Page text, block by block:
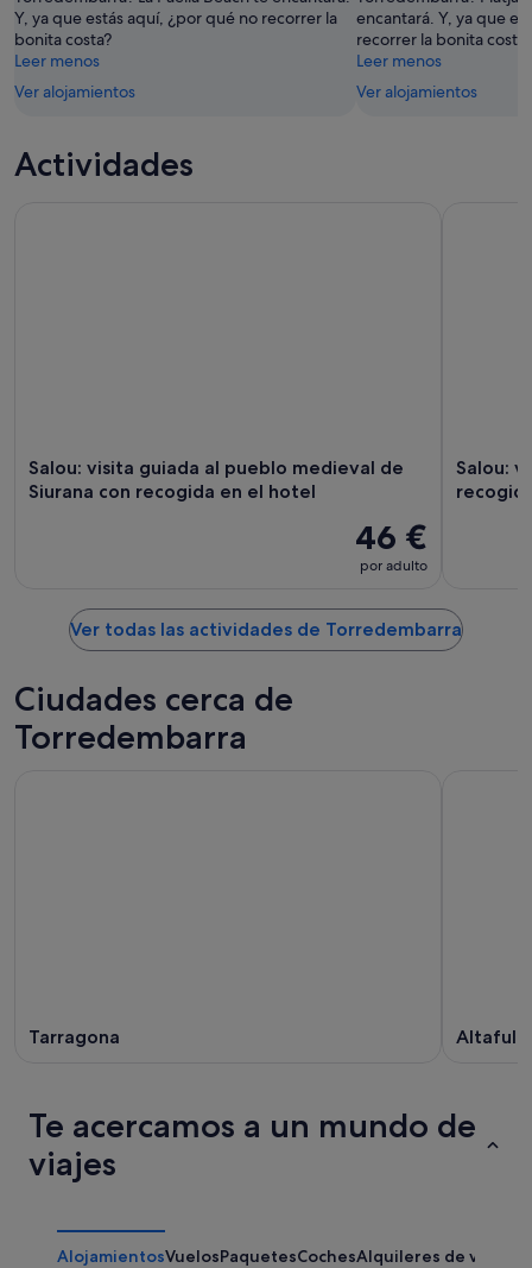
-
11
ago
semana,
14
ago
-
ago
Y, ya que estás aquí, ¿por qué no recorrer la
bonita costa?
Leer menos
Ver alojamientos
encantará. Y, ya que
recorrer la bonita costa?
Leer menos
Ver alojamientos
Actividades
Salou: visita guiada al pueblo medieval de
Siurana con recogida en el hotel
46 €
por adulto
Salou:
Ver todas las actividades de Torredembarra
Ciudades cerca de
Torredembarra
Tarragona Altafulla
Te acercamos a un mundo de
viajes
AlojamientosVuelosPaquetesCochesAlquileres de